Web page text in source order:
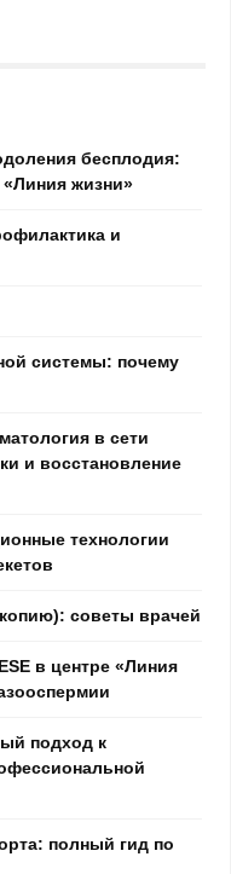
бесплодия:
жизни»
и
системы: почему
в сети
и восстановление
технологии
советы врачей
в центре «Линия
подход к
полный гид по